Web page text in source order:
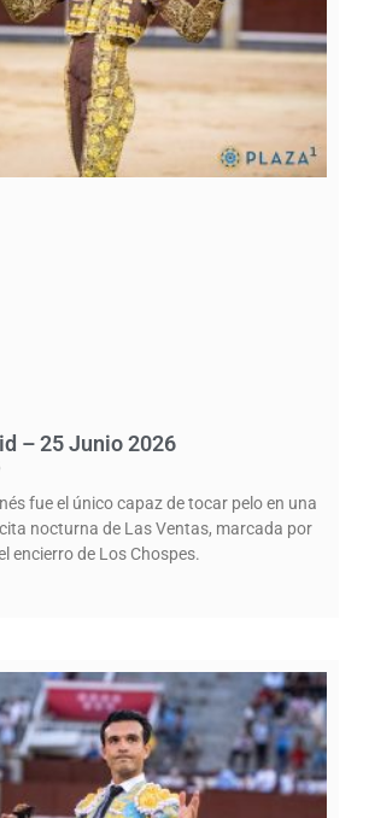
– 25 Junio 2026
fue el único capaz de tocar pelo en una
nocturna de Las Ventas, marcada por
encierro de Los Chospes.